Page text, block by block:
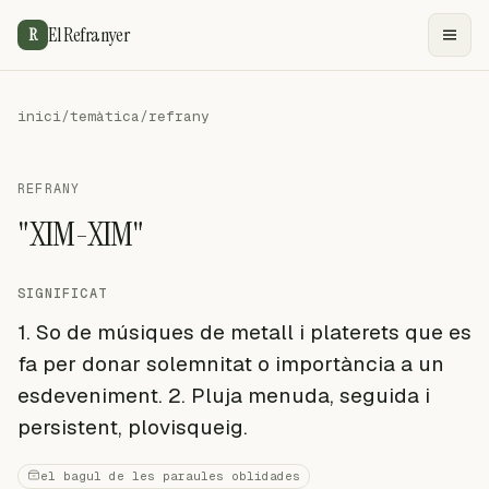
R El Refranyer
inici/temàtica/refrany
REFRANY
"XIM-XIM"
SIGNIFICAT
1. So de músiques de metall i platerets que es
fa per donar solemnitat o importància a un
esdeveniment. 2. Pluja menuda, seguida i
persistent, plovisqueig.
el bagul de les paraules oblidades